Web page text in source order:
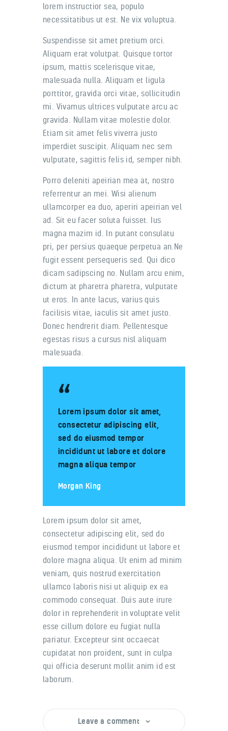
lorem instructior sea, populo
necessitatibus ut est. Ne vix voluptua.
Suspendisse sit amet pretium orci.
Aliquam erat volutpat. Quisque tortor
ipsum, mattis scelerisque vitae,
malesuada nulla. Aliquam et ligula
porttitor, gravida orci vitae, sollicitudin
mi. Vivamus ultrices vulputate arcu ac
gravida. Nullam vitae molestie dolor.
Etiam sit amet felis viverra justo
imperdiet suscipit. Aliquam nec sem
vulputate, sagittis felis id, semper nibh.
Porro deleniti apeirian mea at, nostro
referrentur an mei. Wisi alienum
ullamcorper ea duo, aperiri apeirian vel
ad. Sit eu facer soluta fuisset. Ius
magna mazim id. In putant consulatu
pri, per persius quaeque perpetua an.Ne
fugit essent persequeris sed. Qui dico
dicam sadipscing no. Nullam arcu enim,
dictum at pharetra pharetra, vulputate
ut eros. In ante lacus, varius quis
facilisis vitae, iaculis sit amet justo.
Donec hendrerit diam. Pellentesque
egestas risus a cursus nisl aliquam
malesuada.
Lorem ipsum dolor sit amet,
consectetur adipiscing elit,
sed do eiusmod tempor
incididunt ut labore et dolore
magna aliqua tempor
Morgan King
Lorem ipsum dolor sit amet,
consectetur adipiscing elit, sed do
eiusmod tempor incididunt ut labore et
dolore magna aliqua. Ut enim ad minim
veniam, quis nostrud exercitation
ullamco laboris nisi ut aliquip ex ea
commodo consequat. Duis aute irure
dolor in reprehenderit in voluptate velit
esse cillum dolore eu fugiat nulla
pariatur. Excepteur sint occaecat
cupidatat non proident, sunt in culpa
qui officia deserunt mollit anim id est
laborum.
Leave a comment